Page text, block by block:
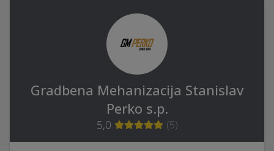
Gradbena Mehanizacija Stanislav
Perko s.p.
5,0 (5)